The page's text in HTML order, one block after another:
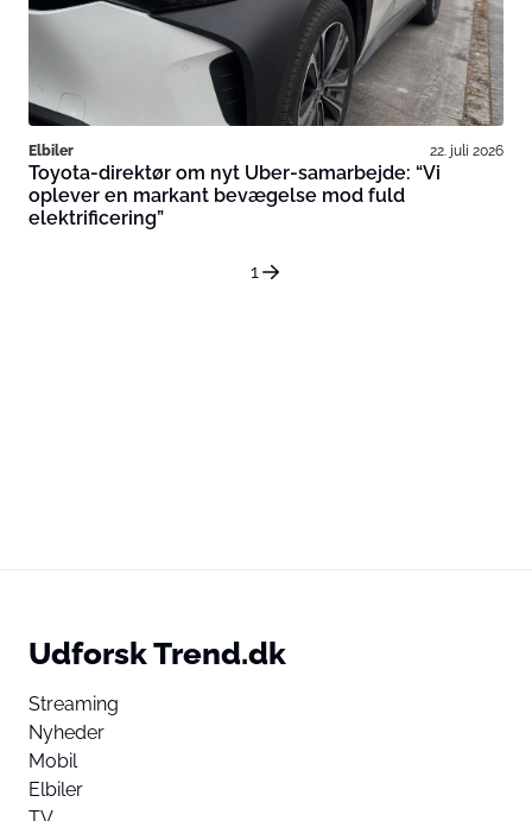
Elbiler 22. juli 2026
Toyota-direktør om nyt Uber-samarbejde: “Vi
oplever en markant bevægelse mod fuld
elektrificering”
1
Udforsk Trend.dk
Streaming
Nyheder
Mobil
Elbiler